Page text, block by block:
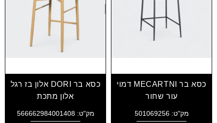
כסא בר MECARTNI דמוי
עור שחור
מק"ט: 501069256
כסא בר DORI אלון בז רגל
אלון מתכת
מק"ט: 566662984001408